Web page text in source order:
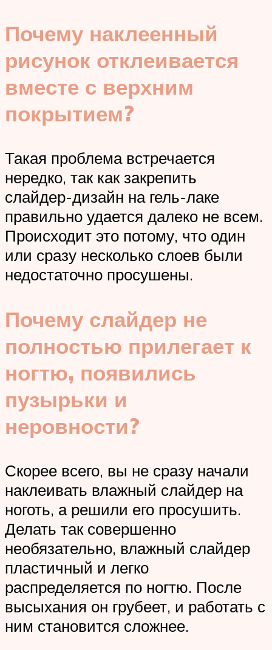
Почему наклеенный
рисунок отклеивается
вместе с верхним
покрытием?
Такая проблема встречается
нередко, так как закрепить
слайдер-дизайн на гель-лаке
правильно удается далеко не всем.
Происходит это потому, что один
или сразу несколько слоев были
недостаточно просушены.
Почему слайдер не
полностью прилегает к
ногтю, появились
пузырьки и
неровности?
Скорее всего, вы не сразу начали
наклеивать влажный слайдер на
ноготь, а решили его просушить.
Делать так совершенно
необязательно, влажный слайдер
пластичный и легко
распределяется по ногтю. После
высыхания он грубеет, и работать с
ним становится сложнее.